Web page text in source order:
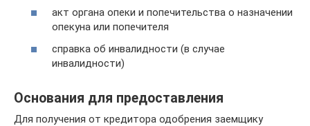
акт органа опеки и попечительства о назначении
опекуна или попечителя
справка об инвалидности (в случае
инвалидности)
Основания для предоставления
Для получения от кредитора одобрения заемщику